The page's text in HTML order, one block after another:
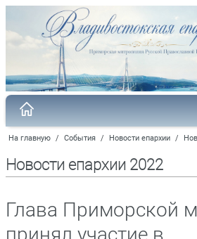
На главную / События / Новости епархии /
Новости епархии 2022
Глава Приморской
принял участие в